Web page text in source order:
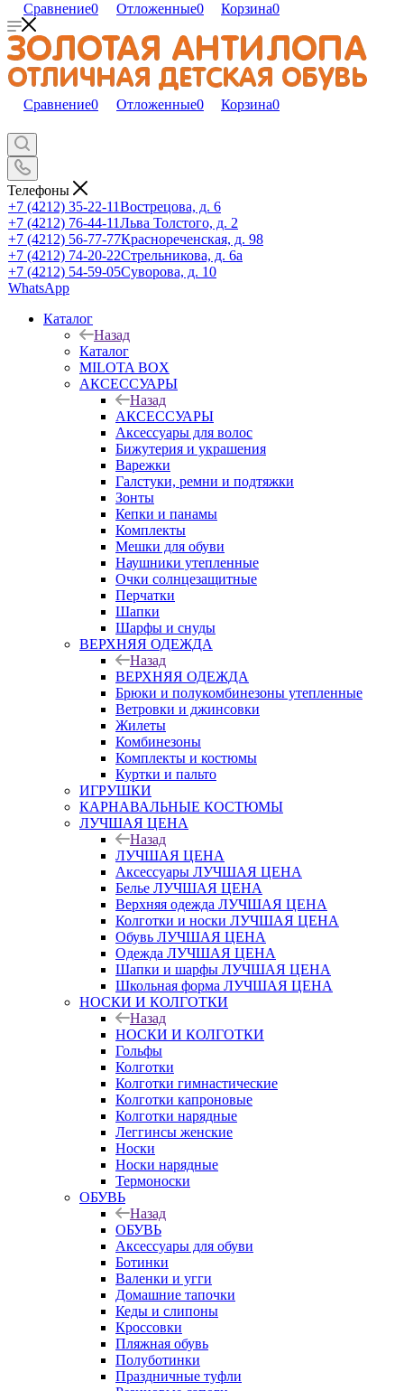
Сравнение0 Отложенные0 Корзина0
Сравнение0 Отложенные0 Корзина0
Телефоны
+7 (4212) 35-22-11Вострецова, д. 6
+7 (4212) 76-44-11Льва Толстого, д. 2
+7 (4212) 56-77-77Краснореченская, д. 98
+7 (4212) 74-20-22Стрельникова, д. 6а
+7 (4212) 54-59-05Суворова, д. 10
WhatsApp
Каталог
Назад
Каталог
MILOTA BOX
АКСЕССУАРЫ
Назад
АКСЕССУАРЫ
Аксессуары для волос
Бижутерия и украшения
Варежки
Галстуки, ремни и подтяжки
Зонты
Кепки и панамы
Комплекты
Мешки для обуви
Наушники утепленные
Очки солнцезащитные
Перчатки
Шапки
Шарфы и снуды
ВЕРХНЯЯ ОДЕЖДА
Назад
ВЕРХНЯЯ ОДЕЖДА
Брюки и полукомбинезоны утепленные
Ветровки и джинсовки
Жилеты
Комбинезоны
Комплекты и костюмы
Куртки и пальто
ИГРУШКИ
КАРНАВАЛЬНЫЕ КОСТЮМЫ
ЛУЧШАЯ ЦЕНА
Назад
ЛУЧШАЯ ЦЕНА
Аксессуары ЛУЧШАЯ ЦЕНА
Белье ЛУЧШАЯ ЦЕНА
Верхняя одежда ЛУЧШАЯ ЦЕНА
Колготки и носки ЛУЧШАЯ ЦЕНА
Обувь ЛУЧШАЯ ЦЕНА
Одежда ЛУЧШАЯ ЦЕНА
Шапки и шарфы ЛУЧШАЯ ЦЕНА
Школьная форма ЛУЧШАЯ ЦЕНА
НОСКИ И КОЛГОТКИ
Назад
НОСКИ И КОЛГОТКИ
Гольфы
Колготки
Колготки гимнастические
Колготки капроновые
Колготки нарядные
Леггинсы женские
Носки
Носки нарядные
Термоноски
ОБУВЬ
Назад
ОБУВЬ
Аксессуары для обуви
Ботинки
Валенки и угги
Домашние тапочки
Кеды и слипоны
Кроссовки
Пляжная обувь
Полуботинки
Праздничные туфли